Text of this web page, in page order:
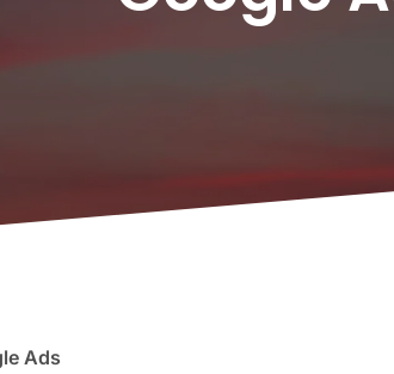
Ads